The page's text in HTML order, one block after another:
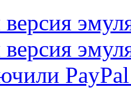
PayPal